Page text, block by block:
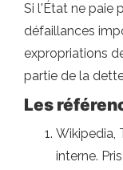
Si l'État ne paie
défaillances
expropriations
partie de la
Les
Wikipedia,
interne.